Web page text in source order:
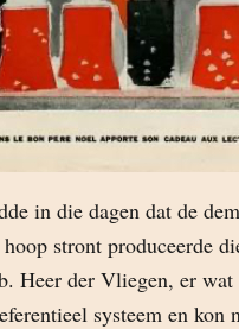
in die dagen dat de
hoop stront produceerde
Heer der Vliegen, er
systeem en kon